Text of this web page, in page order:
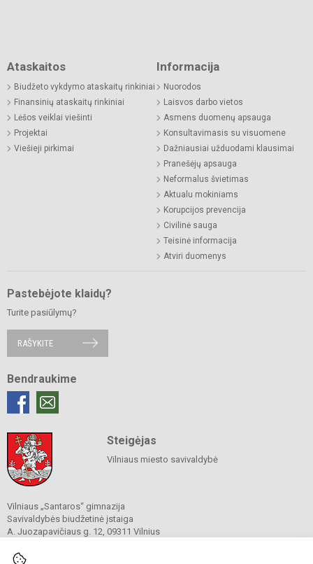
Ataskaitos
Biudžeto vykdymo ataskaitų rinkiniai
Finansinių ataskaitų rinkiniai
Lėšos veiklai viešinti
Projektai
Viešieji pirkimai
Informacija
Nuorodos
Laisvos darbo vietos
Asmens duomenų apsauga
Konsultavimasis su visuomene
Dažniausiai užduodami klausimai
Pranešėjų apsauga
Neformalus švietimas
Aktualu mokiniams
Korupcijos prevencija
Civilinė sauga
Teisinė informacija
Atviri duomenys
Pastebėjote klaidų?
Turite pasiūlymų?
RAŠYKITE
Bendraukime
Steigėjas
Vilniaus miesto savivaldybė
Vilniaus „Santaros“ gimnazija
Savivaldybės biudžetinė įstaiga
A. Juozapavičiaus g. 12, 09311 Vilnius
El. p.